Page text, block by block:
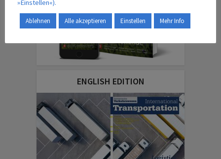
ENGLISH EDITION
»Einstellen«).
Ablehnen Alle akzeptieren Einstellen Mehr Info